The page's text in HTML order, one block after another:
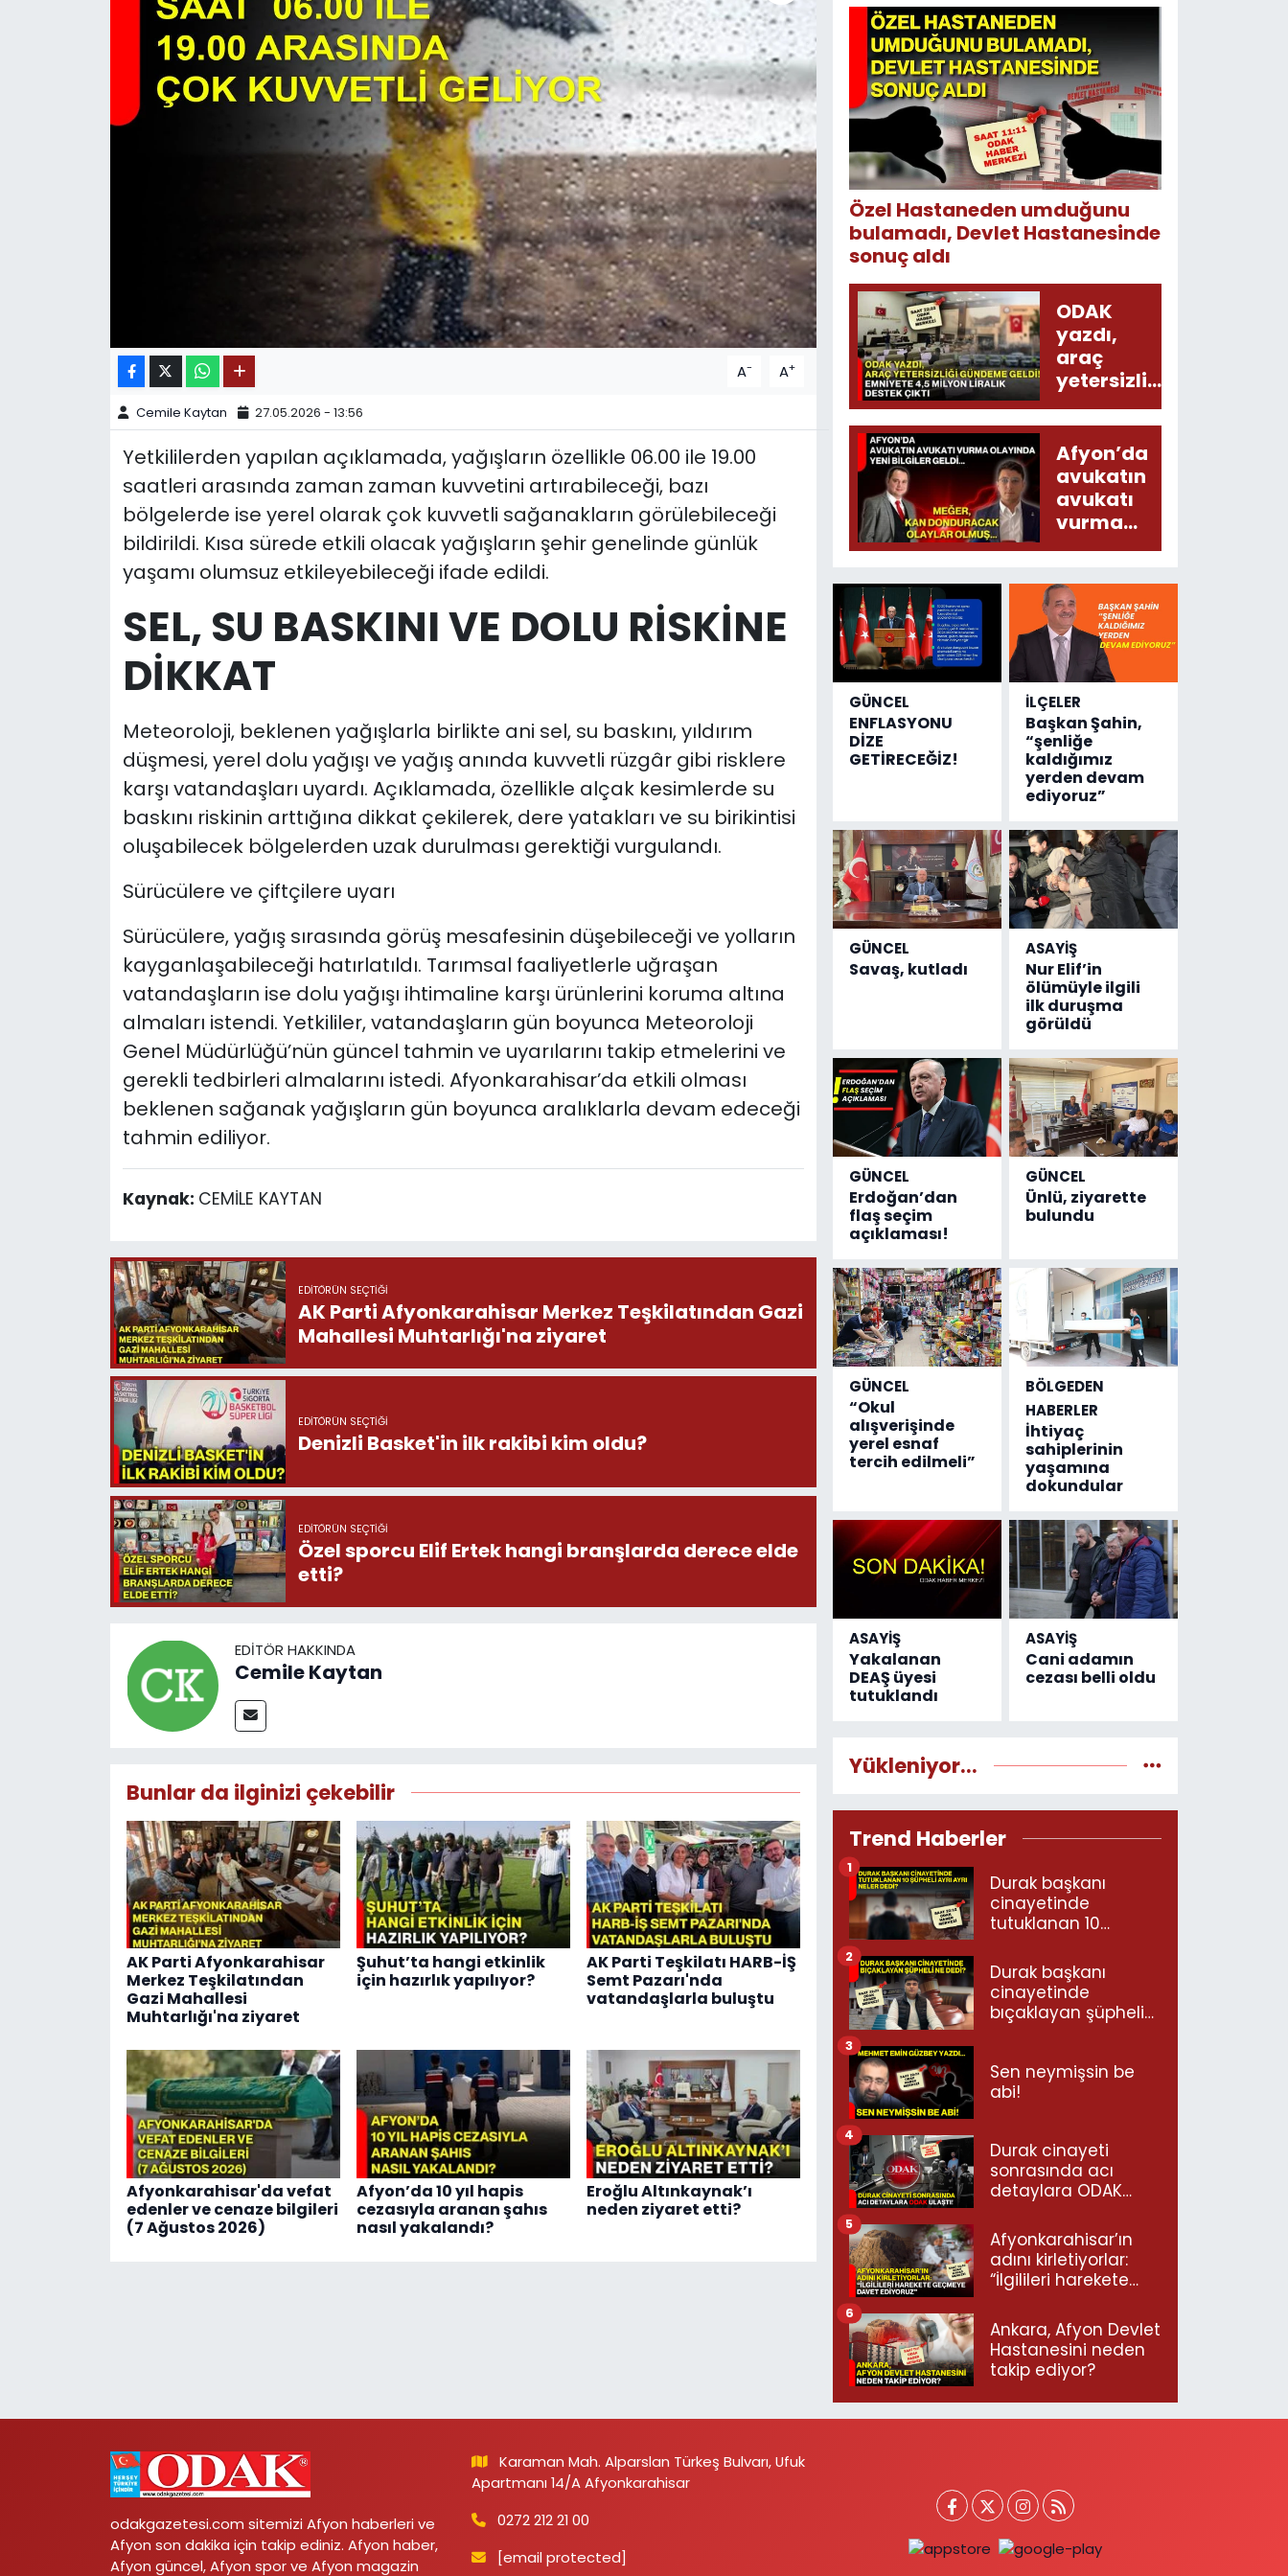
A- A+
Cemile Kaytan 27.05.2026 - 13:56
Yetkililerden yapılan açıklamada, yağışların özellikle 06.00 ile 19.00
saatleri arasında zaman zaman kuvvetini artırabileceği, bazı
bölgelerde ise yerel olarak çok kuvvetli sağanakların görülebileceği
bildirildi. Kısa sürede etkili olacak yağışların şehir genelinde günlük
yaşamı olumsuz etkileyebileceği ifade edildi.
SEL, SU BASKINI VE DOLU RİSKİNE
DİKKAT
Meteoroloji, beklenen yağışlarla birlikte ani sel, su baskını, yıldırım
düşmesi, yerel dolu yağışı ve yağış anında kuvvetli rüzgâr gibi risklere
karşı vatandaşları uyardı. Açıklamada, özellikle alçak kesimlerde su
baskını riskinin arttığına dikkat çekilerek, dere yatakları ve su birikintisi
oluşabilecek bölgelerden uzak durulması gerektiği vurgulandı.
Sürücülere ve çiftçilere uyarı
Sürücülere, yağış sırasında görüş mesafesinin düşebileceği ve yolların
kayganlaşabileceği hatırlatıldı. Tarımsal faaliyetlerle uğraşan
vatandaşların ise dolu yağışı ihtimaline karşı ürünlerini koruma altına
almaları istendi. Yetkililer, vatandaşların gün boyunca Meteoroloji
Genel Müdürlüğü’nün güncel tahmin ve uyarılarını takip etmelerini ve
gerekli tedbirleri almalarını istedi. Afyonkarahisar’da etkili olması
beklenen sağanak yağışların gün boyunca aralıklarla devam edeceği
tahmin ediliyor.
Kaynak: CEMİLE KAYTAN
EDITÖRÜN SEÇTIĞI
AK Parti Afyonkarahisar Merkez Teşkilatından Gazi
Mahallesi Muhtarlığı'na ziyaret
EDITÖRÜN SEÇTIĞI
Denizli Basket'in ilk rakibi kim oldu?
EDITÖRÜN SEÇTIĞI
Özel sporcu Elif Ertek hangi branşlarda derece elde
etti?
EDITÖR HAKKINDA
Cemile Kaytan
Bunlar da ilginizi çekebilir
AK Parti Afyonkarahisar
Merkez Teşkilatından
Gazi Mahallesi
Muhtarlığı'na ziyaret
Şuhut’ta hangi etkinlik
için hazırlık yapılıyor?
AK Parti Teşkilatı HARB-İŞ
Semt Pazarı'nda
vatandaşlarla buluştu
Afyonkarahisar'da vefat
edenler ve cenaze bilgileri
(7 Ağustos 2026)
Afyon’da 10 yıl hapis
cezasıyla aranan şahıs
nasıl yakalandı?
Eroğlu Altınkaynak’ı
neden ziyaret etti?
Özel Hastaneden umduğunu
bulamadı, Devlet Hastanesinde
sonuç aldı
ODAK
yazdı,
araç
yetersizliği
gündeme
geldi!
Emniyete
4,5 milyon
liralık
destek
Afyon’da
avukatın
avukatı
vurma
olayında
geldi...
Meğer, kan
donduracak
olaylar
olmuş...
GÜNCEL
ENFLASYONU
DİZE
GETİRECEĞİZ!
İLÇELER
Başkan Şahin,
“şenliğe
kaldığımız
yerden devam
ediyoruz”
GÜNCEL
Savaş, kutladı
ASAYİŞ
Nur Elif’in
ölümüyle ilgili
ilk duruşma
görüldü
GÜNCEL
Erdoğan’dan
flaş seçim
açıklaması!
GÜNCEL
Ünlü, ziyarette
bulundu
GÜNCEL
“Okul
alışverişinde
yerel esnaf
tercih edilmeli”
BÖLGEDEN
HABERLER
İhtiyaç
sahiplerinin
yaşamına
dokundular
ASAYİŞ
Yakalanan
DEAŞ üyesi
tutuklandı
ASAYİŞ
Cani adamın
cezası belli oldu
Yükleniyor...
Trend Haberler
Durak başkanı
cinayetinde
tutuklanan 10
neler dedi?
1
Durak başkanı
cinayetinde
bıçaklayan şüpheli
2
Sen neymişsin be
abi!
3
Durak cinayeti
sonrasında acı
detaylara ODAK
4
Afyonkarahisar’ın
adını kirletiyorlar:
“İlgilileri harekete
ediyoruz”
5
Ankara, Afyon Devlet
Hastanesini neden
takip ediyor?
6
odakgazetesi.com sitemizi Afyon haberleri ve
Afyon son dakika için takip ediniz. Afyon haber,
Afyon güncel, Afyon spor ve Afyon magazin
Karaman Mah. Alparslan Türkeş Bulvarı, Ufuk
Apartmanı 14/A Afyonkarahisar
0272 212 21 00
[email protected]